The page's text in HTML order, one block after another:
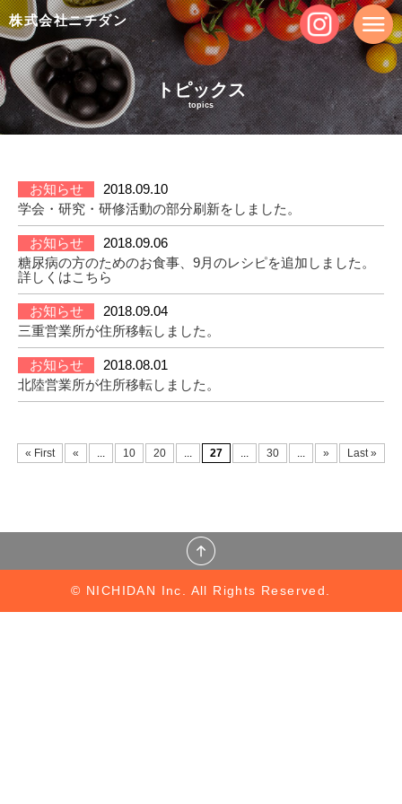
株式会社ニチダン
トピックス
topics
お知らせ
2018.09.10
学会・研究・研修活動の部分刷新をしました。
お知らせ
2018.09.06
糖尿病の方のためのお食事、9月のレシピを追加しました。
詳しくはこちら
お知らせ
2018.09.04
三重営業所が住所移転しました。
お知らせ
2018.08.01
北陸営業所が住所移転しました。
« First « ... 10 20 ... 27 ... 30 ... » Last »
© NICHIDAN Inc. All Rights Reserved.